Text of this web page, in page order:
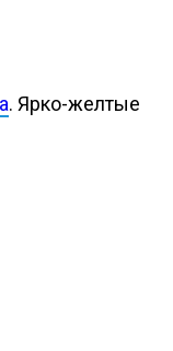
. Ярко-желтые